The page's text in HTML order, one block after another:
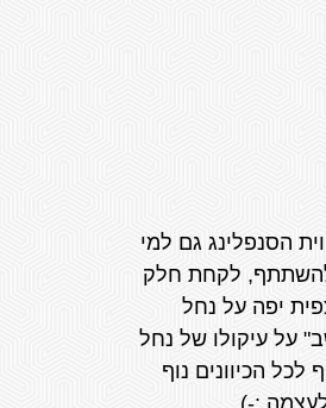
הסנפלינג גם למי
להשתתף, לקחת חלק
יפה על נחל
על עיקולו של נחל
בגובה 22 מטר. מראש המצוק נשקף לכל הכיוונים נוף